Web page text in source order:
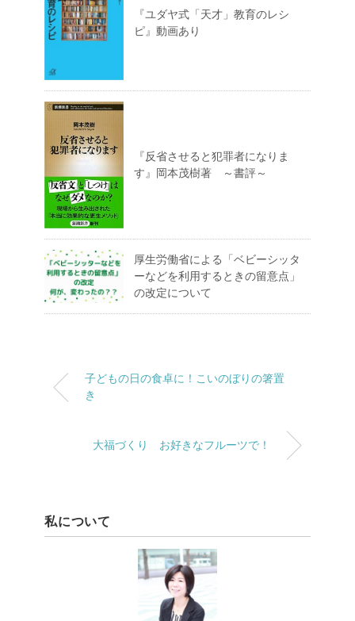
『ユダヤ式「天才」教育のレシ
ピ』動画あり
『反省させると犯罪者になりま
す』岡本茂樹著 ～書評～
厚生労働省による「ベビーシッタ
ーなどを利用するときの留意点」
の改定について
子どもの日の食卓に！こいのぼりの箸置
き
大福づくり お好きなフルーツで！
私について